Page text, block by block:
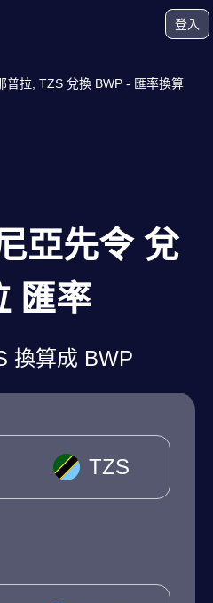
登入
普拉, TZS 兌換 BWP - 匯率換算
亞先令 兌
匯率
換算成 BWP
TZS